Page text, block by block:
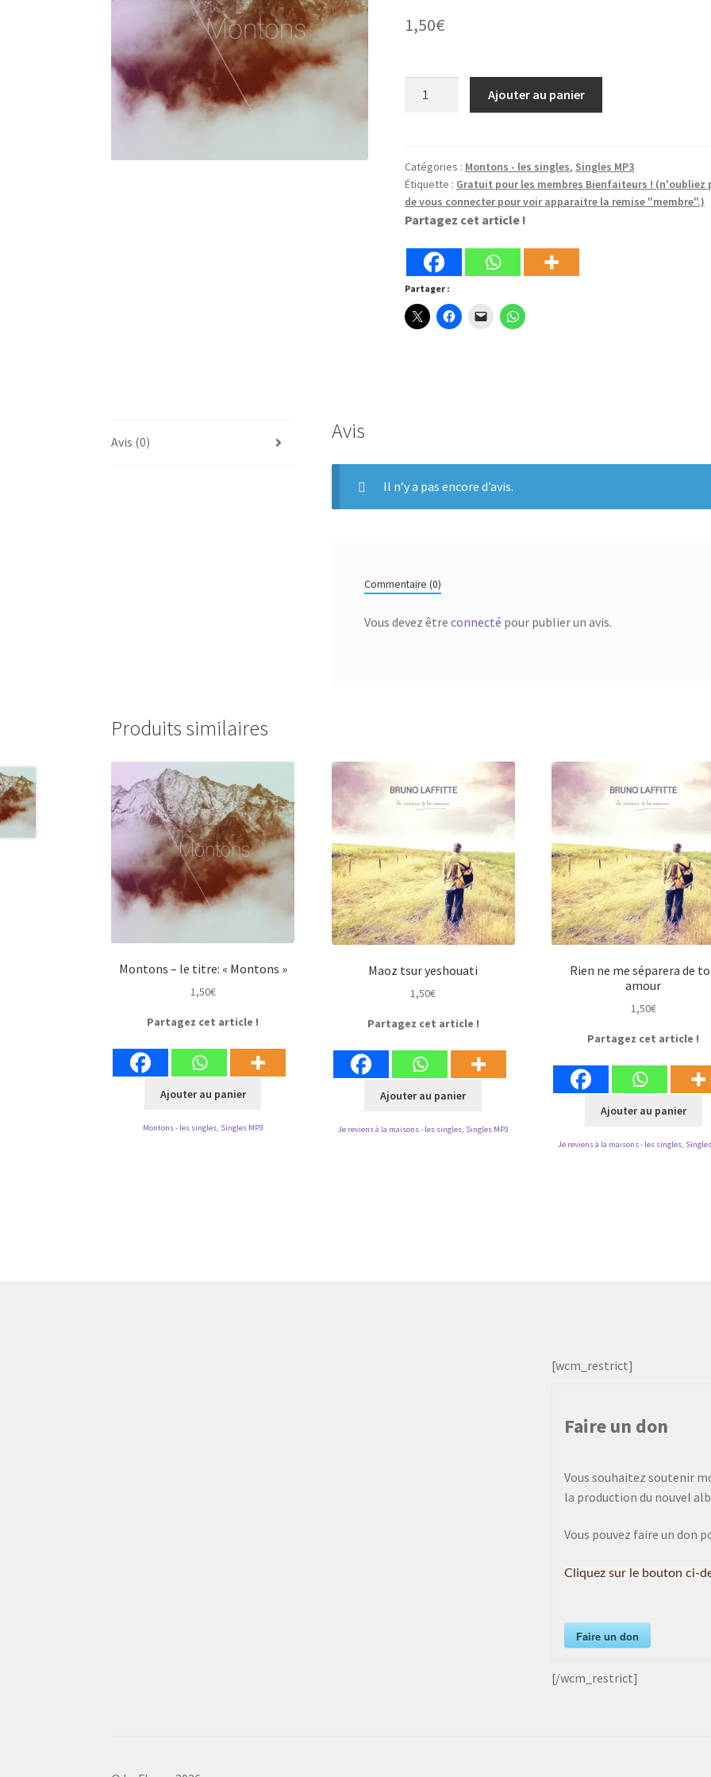
1,50€
sera
épris
de
ta
Ajouter au panier
Catégories : Montons - les singles, Singles MP3
Étiquette : Gratuit pour les membres Bienfaiteurs ! (n'oubliez
de vous connecter pour voir apparaitre la remise "membre".)
Partagez cet article !
Partager :
Avis (0) Avis
Il n’y a pas encore d’avis.
Commentaire (0)
Vous devez êtreconnecté pour publier un avis.
Produits similaires
Montons – le titre: « Montons »
1,50€
Partagez cet article !
Ajouter au panier
Montons - les singles, Singles MP3
Maoz tsur yeshouati
1,50€
Partagez cet article !
Ajouter au panier
Je reviens à la maisons - les singles, Singles MP3
Rien ne me séparera de
amour
1,50€
Partagez cet article !
Ajouter au panier
Je reviens à la maisons - les singles,
[wcm_restrict]
Faire un don
Vous souhaitez soutenir
la production du nouvel
Vous pouvez faire un don
Cliquez sur le bouton ci-
Faire un don
[/wcm_restrict]